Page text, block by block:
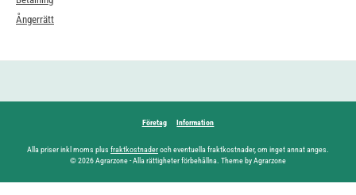
Ångerrätt
Företag Information
Alla priser inkl moms plus fraktkostnaderoch eventuella fraktkostnader, om inget annat anges.
© 2026 Agrarzone - Alla rättigheter förbehållna. Theme by Agrarzone